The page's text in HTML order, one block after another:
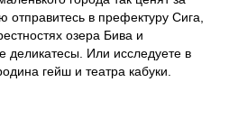
отправитесь в префектуру Сига,
озера Бива и
деликатесы. Или исследуете в
гейш и театра кабуки.